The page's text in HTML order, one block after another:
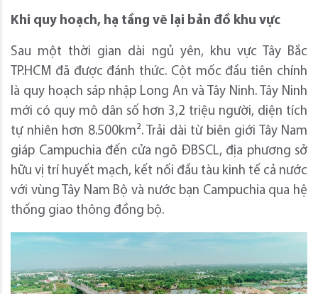
Khi quy hoạch, hạ tầng vẽ lại bản đồ khu vực
Sau một thời gian dài ngủ yên, khu vực Tây Bắc
TP.HCM đã được đánh thức. Cột mốc đầu tiên chính
là quy hoạch sáp nhập Long An và Tây Ninh. Tây Ninh
mới có quy mô dân số hơn 3,2 triệu người, diện tích
tự nhiên hơn 8.500km². Trải dài từ biên giới Tây Nam
giáp Campuchia đến cửa ngõ ĐBSCL, địa phương sở
hữu vị trí huyết mạch, kết nối đầu tàu kinh tế cả nước
với vùng Tây Nam Bộ và nước bạn Campuchia qua hệ
thống giao thông đồng bộ.